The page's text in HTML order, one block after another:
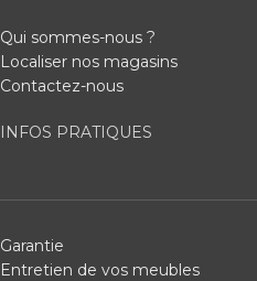
Qui sommes-nous ?
Localiser nos magasins
Contactez-nous
INFOS PRATIQUES
Garantie
Entretien de vos meubles